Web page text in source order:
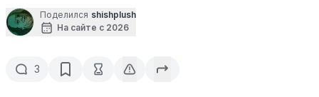
Поделился shishplush
На сайте с 2026
3